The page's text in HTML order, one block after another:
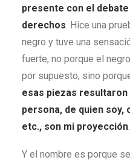
presente con el
derechos. Hice una
negro y tuve una
fuerte, no porque el
por supuesto, sino
esas piezas
persona, de quien soy,
etc., son mi proyección.
Y el nombre es porque